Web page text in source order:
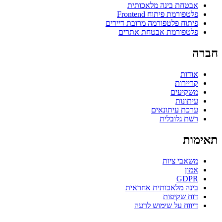
אבטחת בינה מלאכותית
פלטפורמת פיתוח Frontend
פיתוח פלטפורמה מרובת דיירים
פלטפורמת אבטחת אתרים
חברה
אודות
קריירות
משקיעים
עיתונות
ערכת עיתונאים
רשת גלובלית
תאימות
משאבי ציות
אמון
GDPR
בינה מלאכותית אחראית
דוח שקיפות
דיווח על שימוש לרעה